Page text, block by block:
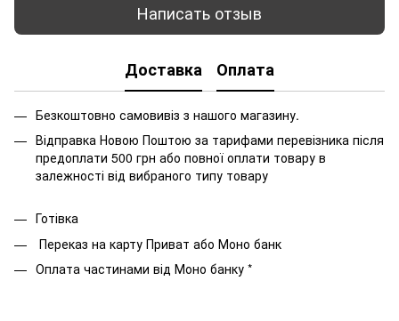
Написать отзыв
Доставка Оплата
Безкоштовно самовивіз з нашого магазину.
Відправка Новою Поштою за тарифами перевізника після
предоплати 500 грн або повної оплати товару в
залежності від вибраного типу товару
Готівка
Переказ на карту Приват або Моно банк
Оплата частинами від Моно банку *